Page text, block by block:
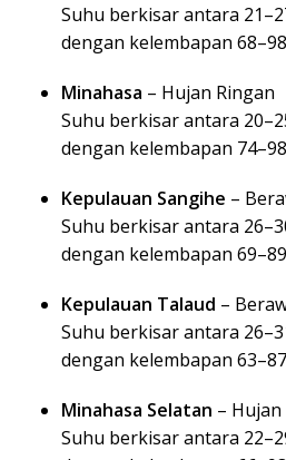
Suhu berkisar antara
dengan kelembapan
Minahasa – Hujan Ringan
Suhu berkisar antara
dengan kelembapan
Kepulauan Sangihe –
Suhu berkisar antara
dengan kelembapan
Kepulauan Talaud –
Suhu berkisar antara
dengan kelembapan
Minahasa Selatan –
Suhu berkisar antara